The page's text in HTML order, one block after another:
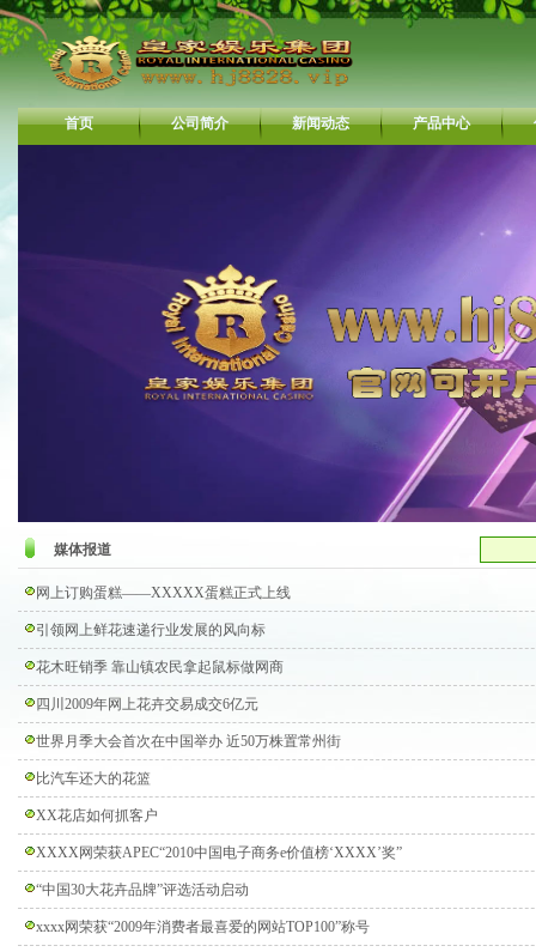
首页 公司简介 新闻动态 产品中心
媒体报道
网上订购蛋糕——XXXXX蛋糕正式上线
引领网上鲜花速递行业发展的风向标
花木旺销季 靠山镇农民拿起鼠标做网商
四川2009年网上花卉交易成交6亿元
世界月季大会首次在中国举办 近50万株置常州街
比汽车还大的花篮
XX花店如何抓客户
XXXX网荣获APEC“2010中国电子商务e价值榜‘XXXX’奖”
“中国30大花卉品牌”评选活动启动
xxxx网荣获“2009年消费者最喜爱的网站TOP100”称号